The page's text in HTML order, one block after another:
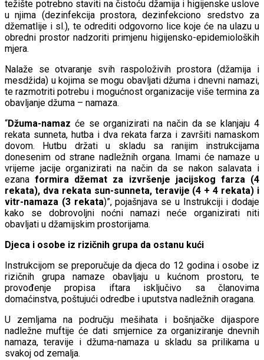
težište potrebno staviti na čistoću džamija i higijenske uslove
u njima (dezinfekcija prostora, dezinfekciono sredstvo za
džematlije i sl.), te odrediti odgovorno lice koje će na ulazu u
obredni prostor nadzoriti primjenu higijensko-epidemioloških
mjera.
Nalaže se otvaranje svih raspoloživih prostora (džamija i
mesdžida) u kojima se mogu obavljati džuma i dnevni namazi,
te razmotriti potrebu i mogućnost organizacije više termina za
obavljanje džuma – namaza.
“Džuma-namaz će se organizirati na način da se klanjaju 4
rekata sunneta, hutba i dva rekata farza i završiti namaskom
dovom. Hutbu držati u skladu sa ranijim instrukcijama
donesenim od strane nadležnih organa. Imami će namaze u
vrijeme jacije organizirati na način da se nakon salavata i
ezanaformira džemat za izvršenje jacijskog farza (4
rekata), dva rekata sun-sunneta, teravije (4 + 4 rekata) i
vitr-namaza (3 rekata)”, pojašnjava se u Instrukciji i dodaje
kako se dobrovoljni noćni namazi neće organizirati niti
obavljati u džamijskim prostorijama.
Djeca i osobe iz rizičnih grupa da ostanu kući
Instrukcijom se preporučuje da djeca do 12 godina i osobe iz
rizičnih grupa namaze obavljaju u kućnom prostoru, te
provođenje propisa iftara isključivo sa članovima
domaćinstva, poštujući odredbe i uputstva nadležnih oragana.
U zemljama na području mešihata i bošnjačke dijaspore
nadležne muftije će dati smjernice za organiziranje dnevnih
namaza, teravije i džuma-namaza u skladu sa prilikama u
svakoj od zemalja.